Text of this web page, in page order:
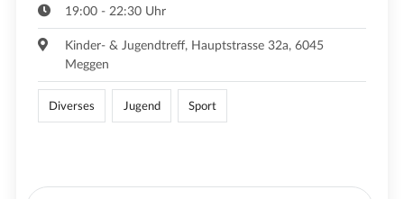
19:00 - 22:30 Uhr
Kinder- & Jugendtreff, Hauptstrasse 32a, 6045
Meggen
Diverses Jugend Sport